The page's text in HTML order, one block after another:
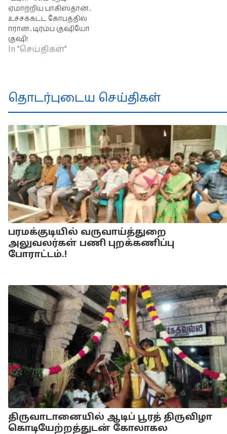
ஏமாற்றிய பாகிஸ்தான்..
உச்சக்கட்ட கோபத்தில்
ஈரான்.. டிரம்ப் குஷியோ
குஷி!
In "செய்திகள்"
தொடர்புடைய செய்திகள்
பரமக்குடியில் வருவாய்த்துறை
அலுவலர்கள் பணி புறக்கணிப்பு
போராட்டம்.!
திருவாடானையில் ஆடிப் பூரத் திருவிழா
கொடியேற்றத்துடன் கோலாகல